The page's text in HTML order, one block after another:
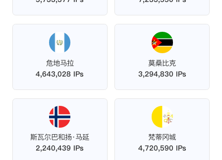
危地马拉
4,643,028 IPs
莫桑比克
3,294,830 IPs
斯瓦尔巴和扬·马延
2,240,439 IPs
梵蒂冈城
4,720,590 IPs